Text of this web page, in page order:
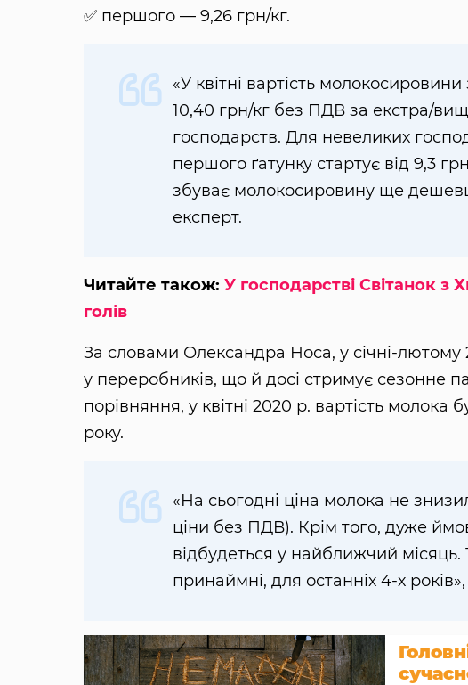
✅ першого — 9,26 грн/кг.
«У квітні вартість
10,40 грн/кг без ПДВ за екстра/
господарств. Для невеликих
першого ґатунку стартує від 9,3
збуває молокосировину ще
експерт.
Читайте також: У господарстві Світанок
голів
За словами Олександра Носа, у січні-лютому
у переробників, що й досі стримує сезонне
порівняння, у квітні 2020 р. вартість молока
року.
«На сьогодні ціна молока не
ціни без ПДВ). Крім того, дуже
відбудеться у найближчий місяць.
принаймні, для останніх 4-х